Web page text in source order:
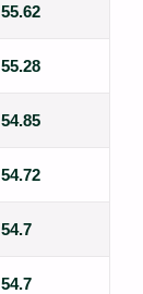
55.62
55.28
54.85
54.72
54.7
54.7